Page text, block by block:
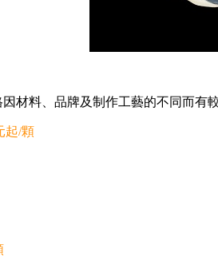
料、品牌及制作工藝的不同而有
起/顆